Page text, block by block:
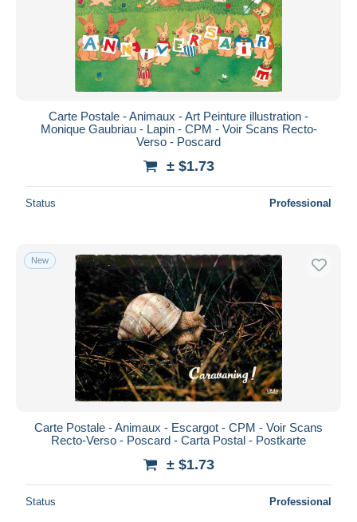
Carte Postale - Animaux - Art Peinture illustration -
Monique Gaubriau - Lapin - CPM - Voir Scans Recto-
Verso - Poscard
± $1.73
Status Professional
New
Carte Postale - Animaux - Escargot - CPM - Voir Scans
Recto-Verso - Poscard - Carta Postal - Postkarte
± $1.73
Status Professional